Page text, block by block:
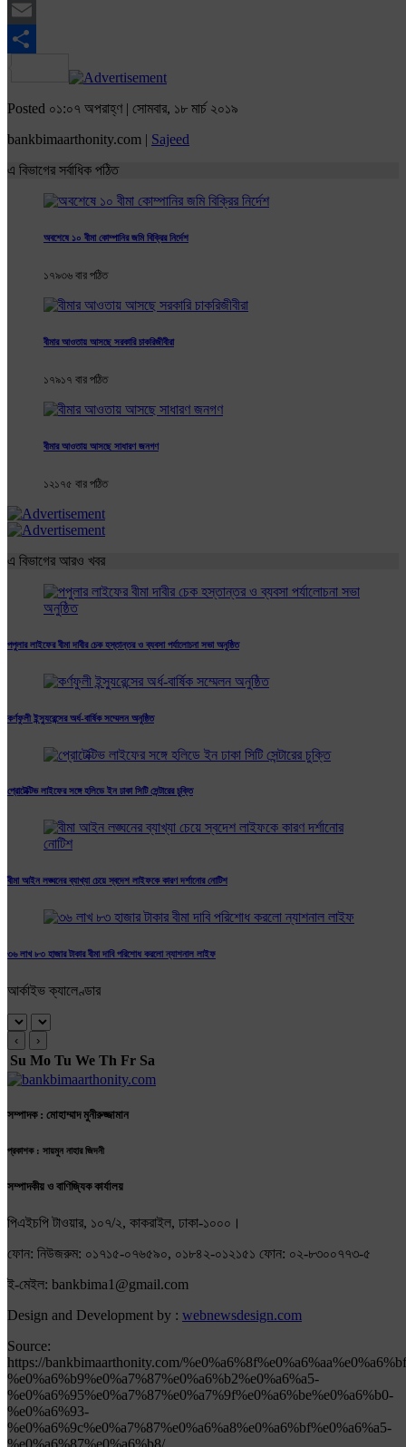
Twitter
Email
Share
Posted ০১:০৭ অপরাহ্ণ | সোমবার, ১৮ মার্চ ২০১৯
bankbimaarthonity.com | Sajeed
এ বিভাগের সর্বাধিক পঠিত
অবশেষে ১০ বীমা কোম্পানির জমি বিক্রির নির্দেশ
১৭৯৩৬ বার পঠিত
বীমার আওতায় আসছে সরকারি চাকরিজীবীরা
১৭৯১৭ বার পঠিত
বীমার আওতায় আসছে সাধারণ জনগণ
১২১৭৫ বার পঠিত
এ বিভাগের আরও খবর
পপুলার লাইফের বীমা দাবীর চেক হস্তান্তর ও ব্যবসা পর্যালোচনা সভা অনুষ্ঠিত
কর্ণফুলী ইন্স্যুরেন্সের অর্ধ-বার্ষিক সম্মেলন অনুষ্ঠিত
প্রোটেক্টিভ লাইফের সঙ্গে হলিডে ইন ঢাকা সিটি সেন্টারের চুক্তি
বীমা আইন লঙ্ঘনের ব্যাখ্যা চেয়ে স্বদেশ লাইফকে কারণ দর্শানোর নোটিশ
৩৬ লাখ ৮৩ হাজার টাকার বীমা দাবি পরিশোধ করলো ন্যাশনাল লাইফ
আর্কাইভ ক্যালেণ্ডার
‹ ›
Su Mo Tu We Th Fr Sa
সম্পাদক : মোহাম্মাদ মুনীরুজ্জামান
প্রকাশক : সায়মুন নাহার জিদনী
সম্পাদকীয় ও বাণিজ্যিক কার্যালয়
পিএইচপি টাওয়ার, ১০৭/২, কাকরাইল, ঢাকা-১০০০।
ফোন: নিউজরুম: ০১৭১৫-০৭৬৫৯০, ০১৮৪২-০১২১৫১ ফোন: ০২-৮৩০০৭৭৩-৫
ই-মেইল: bankbima1@gmail.com
Design and Development by : webnewsdesign.com
Source:
https://bankbimaarthonity.com/
%e0%a6%b9%e0%a7%87%e0%a6%b2%e0%a6%a5-
%e0%a6%95%e0%a7%87%e0%a7%9f%e0%a6%be%e0%a6%b0-
%e0%a6%93-
%e0%a6%9c%e0%a7%87%e0%a6%a8%e0%a6%bf%e0%a6%a5-
%e0%a6%87%e0%a6%b8/